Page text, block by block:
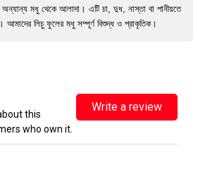
মধু থেকে আলাদা। এটি চা, দুধ, নাস্তা বা পানীয়তে
আমাদের লিচু ফুলের মধু সম্পূর্ণ বিশুদ্ধ ও প্রাকৃতিক।
this
who own it.
Write a review